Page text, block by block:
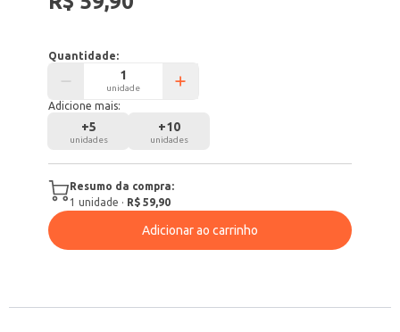
Quantidade:
unidade
Adicione mais:
+5
unidades
+10
unidades
Resumo da compra:
1 unidade · R$ 59,90
Adicionar ao carrinho